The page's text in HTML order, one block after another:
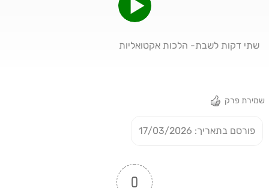
שתי דקות לשבת- הלכות אקטואליות
שמירת פרק
פורסם בתאריך: 17/03/2026
0